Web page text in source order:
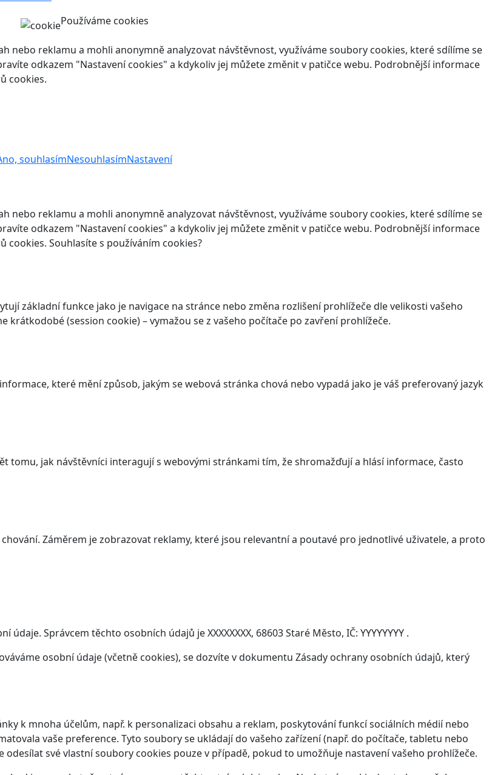
Používáme cookies
nebo reklamu a mohli anonymně analyzovat návštěvnost, využíváme soubory cookies, které sdílíme se
odkazem "Nastavení cookies" a kdykoliv jej můžete změnit v patičce webu. Podrobnější informace
cookies.
souhlasímNesouhlasímNastavení
nebo reklamu a mohli anonymně analyzovat návštěvnost, využíváme soubory cookies, které sdílíme se
odkazem "Nastavení cookies" a kdykoliv jej můžete změnit v patičce webu. Podrobnější informace
cookies. Souhlasíte s používáním cookies?
základní funkce jako je navigace na stránce nebo změna rozlišení prohlížeče dle velikosti vašeho
(session cookie) – vymažou se z vašeho počítače po zavření prohlížeče.
které mění způsob, jakým se webová stránka chová nebo vypadá jako je váš preferovaný jazyk
jak návštěvníci interagují s webovými stránkami tím, že shromažďují a hlásí informace, často
Záměrem je zobrazovat reklamy, které jsou relevantní a poutavé pro jednotlivé uživatele, a proto
Správcem těchto osobních údajů je XXXXXXXX, 68603 Staré Město, IČ: YYYYYYYY .
osobní údaje (včetně cookies), se dozvíte v dokumentu Zásady ochrany osobních údajů, který
k mnoha účelům, např. k personalizaci obsahu a reklam, poskytování funkcí sociálních médií nebo
vaše preference. Tyto soubory se ukládají do vašeho zařízení (např. do počítače, tabletu nebo
své vlastní soubory cookies pouze v případě, pokud to umožňuje nastavení vašeho prohlížeče.